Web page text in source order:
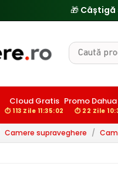
Cloud Gratis
⏱ 113 Zile 11:35:01
Promo
⏱ 22 Zile
Camere supraveghere /